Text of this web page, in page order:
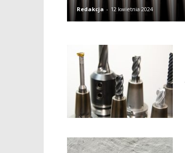
Redakcja - 12 kwietnia 2024